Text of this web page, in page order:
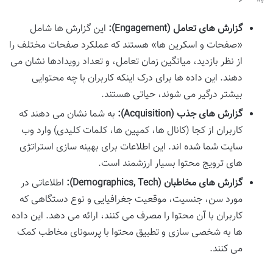
گزارش های تعامل (Engagement):
این گزارش ها شامل
«صفحات و اسکرین ها» هستند که عملکرد صفحات مختلف را
از نظر بازدید، میانگین زمان تعامل، و تعداد رویدادها نشان می
دهند. این داده ها برای درک اینکه کاربران با چه محتوایی
بیشتر درگیر می شوند، حیاتی هستند.
گزارش های جذب (Acquisition):
به شما نشان می دهند که
کاربران از کجا (کانال ها، کمپین ها، کلمات کلیدی) وارد وب
سایت شما شده اند. این اطلاعات برای بهینه سازی استراتژی
های ترویج محتوا بسیار ارزشمند است.
گزارش های مخاطبان (Demographics, Tech):
اطلاعاتی در
مورد سن، جنسیت، موقعیت جغرافیایی و نوع دستگاهی که
کاربران با آن محتوا را مصرف می کنند، ارائه می دهد. این داده
ها به شخصی سازی و تطبیق محتوا با پرسونای مخاطب کمک
می کنند.